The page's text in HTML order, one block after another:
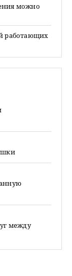
можно
работающих
между